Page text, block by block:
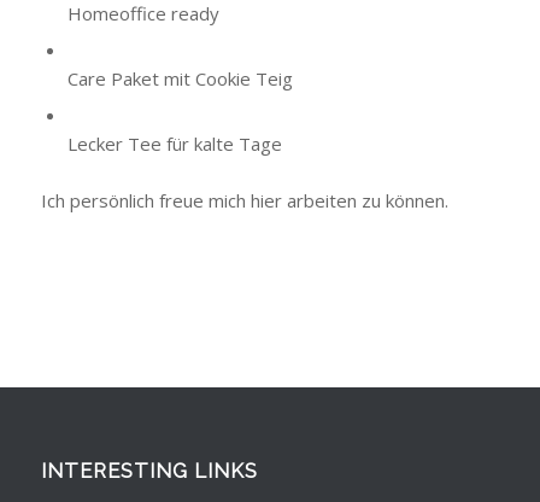
Homeoffice ready
Care Paket mit Cookie Teig
Lecker Tee für kalte Tage
Ich persönlich freue mich hier arbeiten zu können.
INTERESTING LINKS